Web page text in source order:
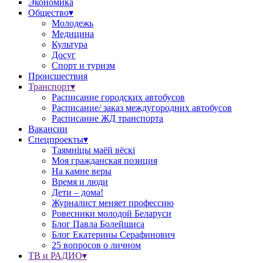
Экономика
Общество▾
Молодежь
Медицина
Культура
Досуг
Спорт и туризм
Происшествия
Транспорт▾
Расписание городских автобусов
Расписание/ заказ междугородних автобусов
Расписание ЖД транспорта
Вакансии
Спецпроекты▾
Таямніцы маёй вёскі
Моя гражданская позиция
На камне веры
Время и люди
Дети – дома!
Журналист меняет профессию
Ровесники молодой Беларуси
Блог Павла Болейшиса
Блог Екатерины Серафинович
25 вопросов о личном
ТВ и РАДИО▾